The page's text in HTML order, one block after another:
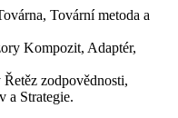
Tovární metoda a
Kompozit, Adaptér,
zodpovědnosti,
a Strategie.